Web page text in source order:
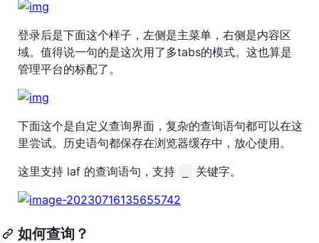
登录后是下面这个样子，左侧是主菜单，右侧是内容区
域。值得说一句的是这次用了多tabs的模式。这也算是
管理平台的标配了。
下面这个是自定义查询界面，复杂的查询语句都可以在这
里尝试。历史语句都保存在浏览器缓存中，放心使用。
这里支持 laf 的查询语句，支持
关键字。
如何查询？